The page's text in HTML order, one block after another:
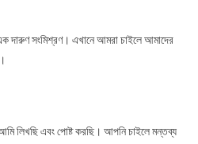
দারুণ সংমিশ্রণ। এখানে আমরা চাইলে আমাদের
লিখছি এবং পোষ্ট করছি। আপনি চাইলে মন্তব্য